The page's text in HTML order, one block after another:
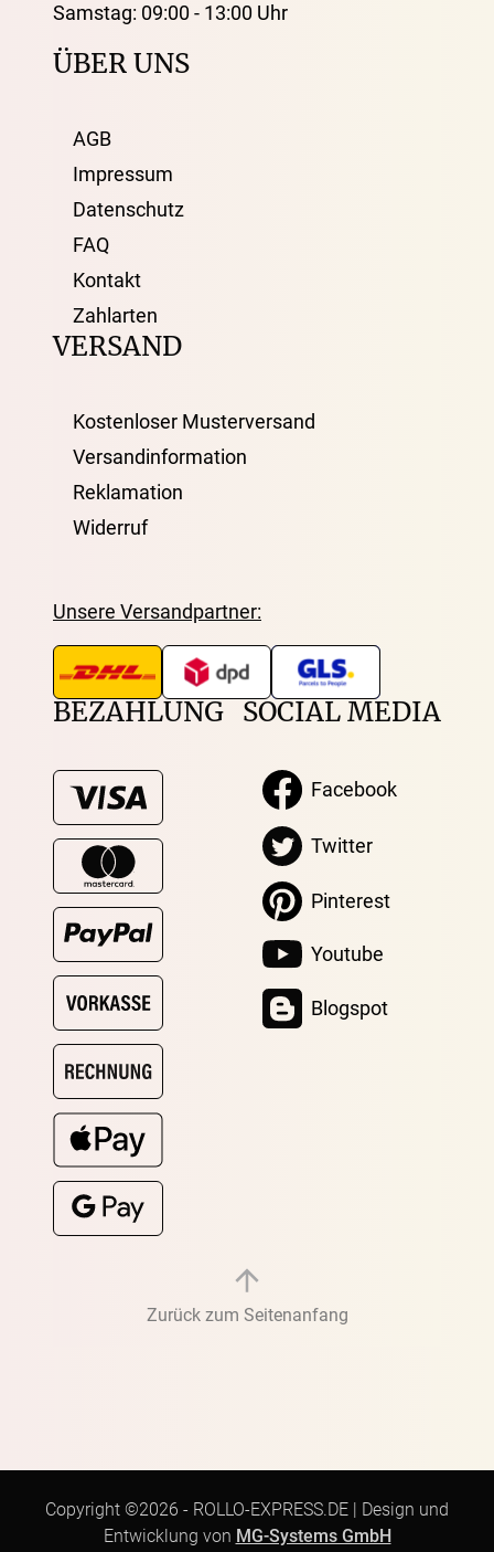
Samstag: 09:00 - 13:00 Uhr
ÜBER UNS
AGB
Impressum
Datenschutz
FAQ
Kontakt
Zahlarten
VERSAND
Kostenloser Musterversand
Versandinformation
Reklamation
Widerruf
Unsere Versandpartner:
BEZAHLUNG SOCIAL MEDIA
Facebook
Twitter
Pinterest
Youtube
Blogspot
Zurück zum Seitenanfang
Copyright ©2026 - ROLLO-EXPRESS.DE
Design und
Entwicklung von MG-Systems GmbH